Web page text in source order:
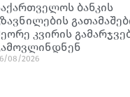
ბანკის
კვირის
08/2026